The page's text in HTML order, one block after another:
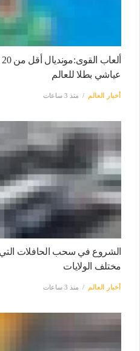
عياشي بطلا للعالم
أخبار العالم منذ 3 ساعات
مختلف الولايات
أخبار العالم منذ 3 ساعات